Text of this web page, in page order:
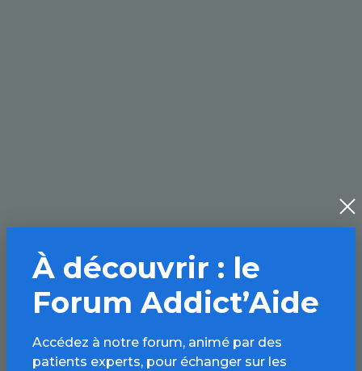
À découvrir : le
Forum Addict’Aide
Accédez à notre forum, animé par des
patients experts, pour échanger sur les